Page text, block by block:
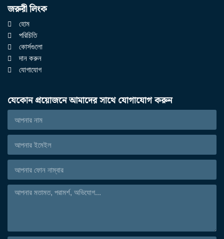
জরুরী লিংক
হোম
পরিচিতি
কোর্সগুলো
দান করুন
যোগাযোগ
যেকোন প্রয়োজনে আমাদের সাথে যোগাযোগ করুন